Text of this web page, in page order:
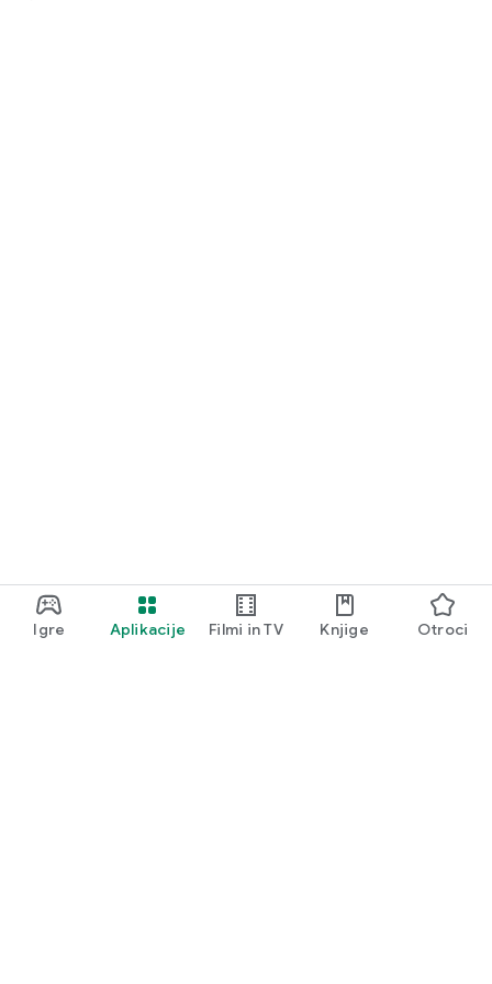
Igre Aplikacije Filmi in TV Knjige Otroci